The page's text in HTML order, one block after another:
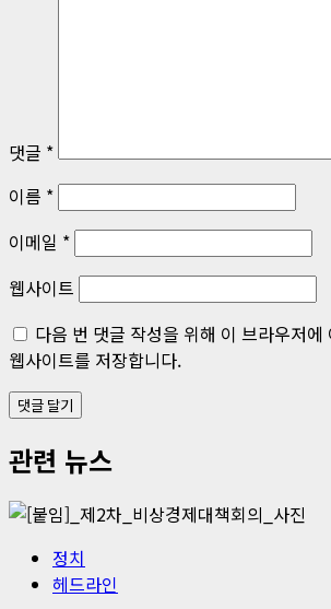
댓글 *
이름 *
이메일 *
웹사이트
다음 번 댓글 작성을 위해 이 브라우저에
웹사이트를 저장합니다.
관련 뉴스
정치
헤드라인